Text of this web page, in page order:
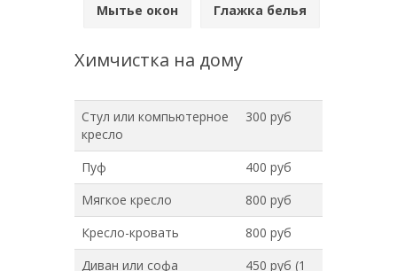
Мытье окон Глажка белья
Химчистка на дому
Стул или компьютерное
кресло
300 руб
Пуф
400 руб
Мягкое кресло
800 руб
Кресло-кровать
800 руб
Диван или софа
450 руб (1